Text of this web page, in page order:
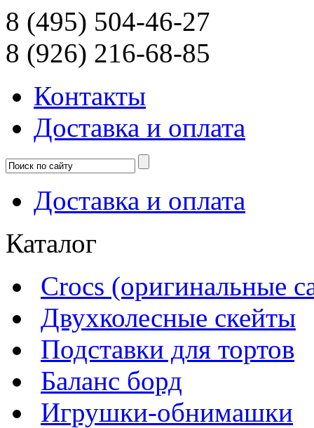
8 (495) 504-46-27
8 (926) 216-68-85
Контакты
Доcтавка и оплата
Доcтавка и оплата
Каталог
Crocs (оригинальные
Двухколесные скейты
Подставки для тортов
Баланс борд
Игрушки-обнимашки